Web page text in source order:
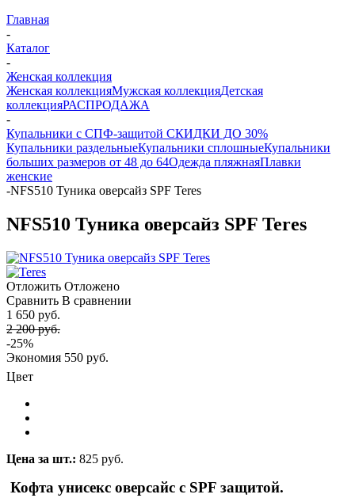
Главная
-
Каталог
-
Женская коллекция
Женская коллекцияМужская коллекцияДетская
коллекцияРАСПРОДАЖА
-
Купальники с СПФ-защитой СКИДКИ ДО 30%
Купальники раздельныеКупальники сплошныеКупальники
больших размеров от 48 до 64Одежда пляжнаяПлавки
женские
-NFS510 Туника оверсайз SPF Teres
NFS510 Туника оверсайз SPF Teres
Отложить Отложено
Сравнить В сравнении
1 650 руб.
2 200 руб.
-25%
Экономия 550 руб.
Цвет
Цена за шт.: 825 руб.
Кофта унисекс оверсайс с SPF защитой.